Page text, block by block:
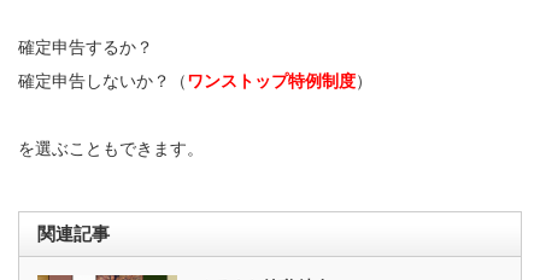
確定申告するか？
確定申告しないか？（ワンストップ特例制度）
を選ぶこともできます。
関連記事